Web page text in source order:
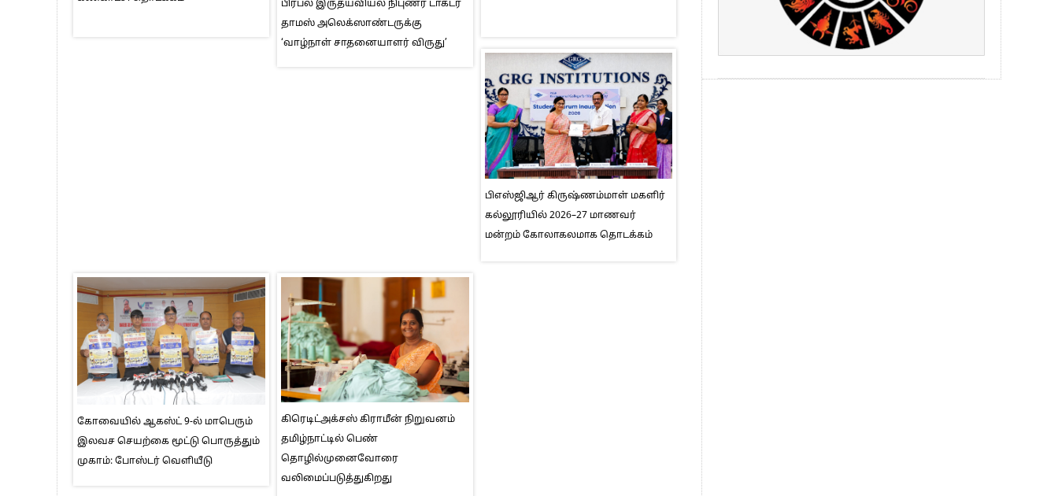
பிரபல இருதயவியல் நிபுணர் டாக்டர்
தாமஸ் அலெக்ஸாண்டருக்கு
‘வாழ்நாள் சாதனையாளர் விருது’
பிஎஸ்ஜிஆர் கிருஷ்ணம்மாள் மகளிர்
கல்லூரியில் 2026–27 மாணவர்
மன்றம் கோலாகலமாக தொடக்கம்
கோவையில் ஆகஸ்ட் 9-ல் மாபெரும்
இலவச செயற்கை மூட்டு பொருத்தும்
முகாம்: போஸ்டர் வெளியீடு
கிரெடிட்அக்சஸ் கிராமீன் நிறுவனம்
தமிழ்நாட்டில் பெண்
தொழில்முனைவோரை
வலிமைப்படுத்துகிறது